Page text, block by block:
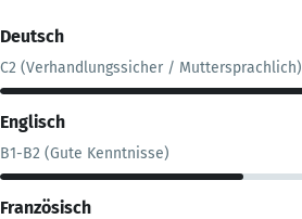
Deutsch
C2 (Verhandlungssicher / Muttersprachlich)
Englisch
B1-B2 (Gute Kenntnisse)
Französisch